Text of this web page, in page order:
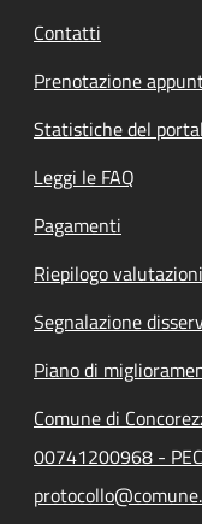
Contatti
Prenotazione
Statistiche del
Leggi le FAQ
Pagamenti
Riepilogo valutazioni
Segnalazione
Piano di
Comune di
00741200968 -